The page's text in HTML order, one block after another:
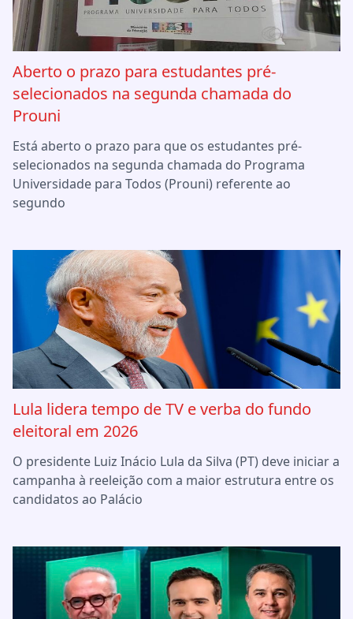
Aberto o prazo para estudantes pré-
selecionados na segunda chamada do
Prouni
Está aberto o prazo para que os estudantes pré-
selecionados na segunda chamada do Programa
Universidade para Todos (Prouni) referente ao
segundo
Lula lidera tempo de TV e verba do fundo
eleitoral em 2026
O presidente Luiz Inácio Lula da Silva (PT) deve iniciar a
campanha à reeleição com a maior estrutura entre os
candidatos ao Palácio